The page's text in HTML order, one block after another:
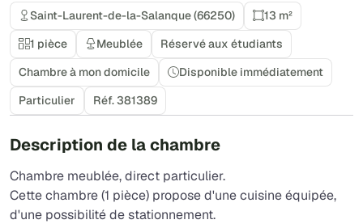
Saint-Laurent-de-la-Salanque (66250)
13 m²
1 pièce
Meublée
Réservé aux étudiants
Chambre à mon domicile
Disponible immédiatement
Particulier
Réf. 381389
Description de la chambre
Chambre meublée, direct particulier.
Cette chambre (1 pièce) propose d'une cuisine équipée,
d'une possibilité de stationnement.